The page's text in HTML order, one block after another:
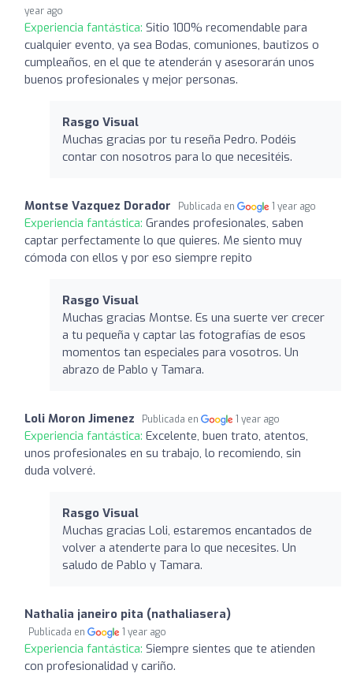
year ago
Experiencia fantástica: Sitio 100% recomendable para
cualquier evento, ya sea Bodas, comuniones, bautizos o
cumpleaños, en el que te atenderán y asesorarán unos
buenos profesionales y mejor personas.
Rasgo Visual
Muchas gracias por tu reseña Pedro. Podéis
contar con nosotros para lo que necesitéis.
Montse Vazquez Dorador Publicada en 1 year ago
Experiencia fantástica: Grandes profesionales, saben
captar perfectamente lo que quieres. Me siento muy
cómoda con ellos y por eso siempre repito
Rasgo Visual
Muchas gracias Montse. Es una suerte ver crecer
a tu pequeña y captar las fotografías de esos
momentos tan especiales para vosotros. Un
abrazo de Pablo y Tamara.
Loli Moron Jimenez Publicada en 1 year ago
Experiencia fantástica: Excelente, buen trato, atentos,
unos profesionales en su trabajo, lo recomiendo, sin
duda volveré.
Rasgo Visual
Muchas gracias Loli, estaremos encantados de
volver a atenderte para lo que necesites. Un
saludo de Pablo y Tamara.
Nathalia janeiro pita (nathaliasera)
Publicada en 1 year ago
Experiencia fantástica: Siempre sientes que te atienden
con profesionalidad y cariño.